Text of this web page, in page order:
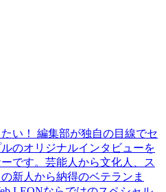
い！ 編集部が独自の目線でセ
のオリジナルインタビューを
です。芸能人から文化人、ス
新人から納得のベテランま